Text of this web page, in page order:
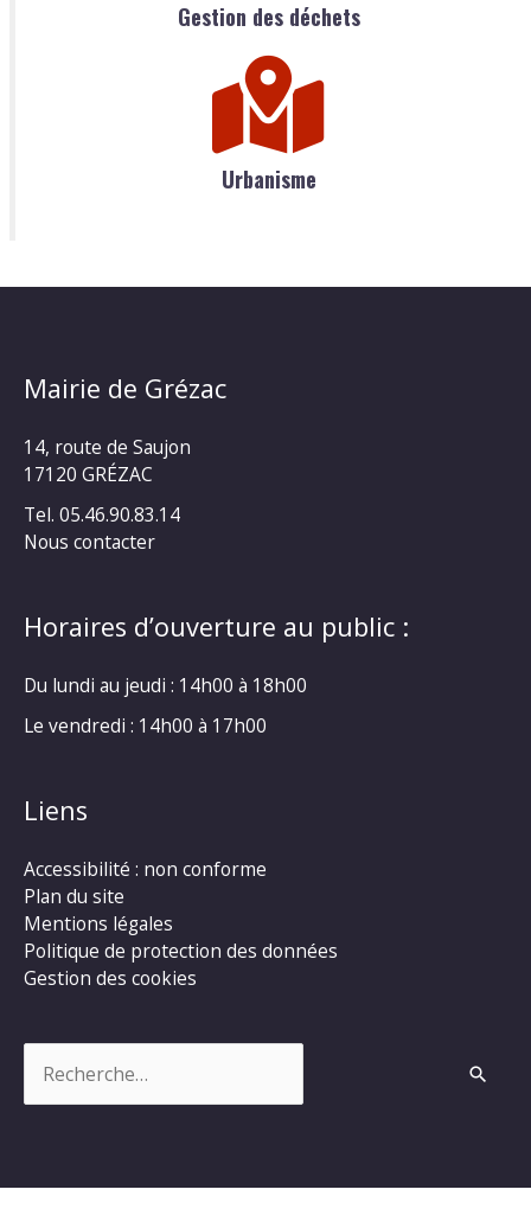
Gestion des déchets
Urbanisme
Mairie de Grézac
14, route de Saujon
17120 GRÉZAC
Tel. 05.46.90.83.14
Nous contacter
Horaires d’ouverture au public :
Du lundi au jeudi : 14h00 à 18h00
Le vendredi : 14h00 à 17h00
Liens
Accessibilité : non conforme
Plan du site
Mentions légales
Politique de protection des données
Gestion des cookies